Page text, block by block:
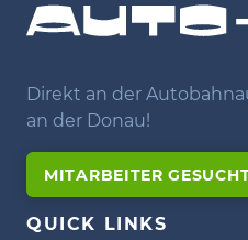
Direkt an der
an der Donau!
MITARBEITER
QUICK LINKS